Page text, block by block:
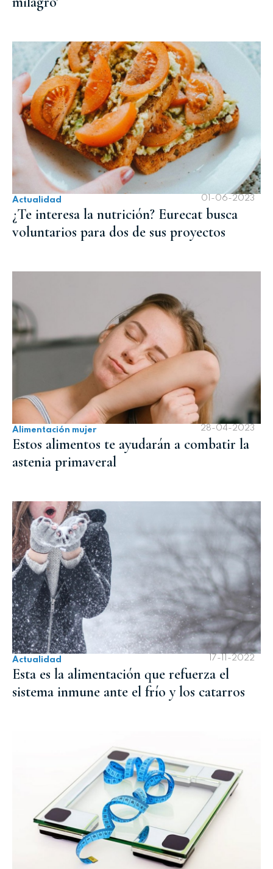
Actualidad 01-06-2023
¿Te interesa la nutrición? Eurecat busca
voluntarios para dos de sus proyectos
Alimentación mujer 28-04-2023
Estos alimentos te ayudarán a combatir la
astenia primaveral
Actualidad 17-11-2022
Esta es la alimentación que refuerza el
sistema inmune ante el frío y los catarros